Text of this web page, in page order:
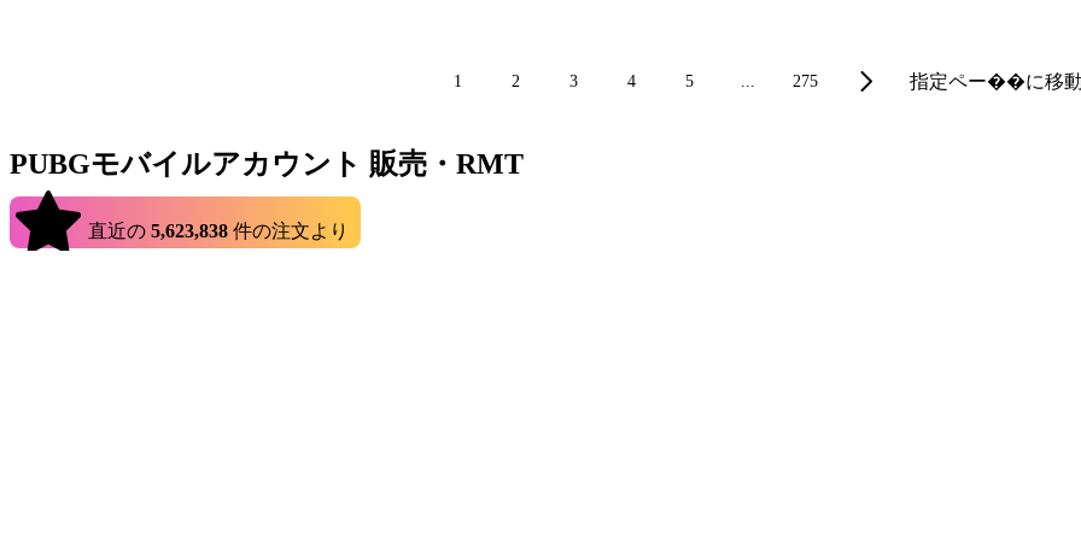
1 2 3 4 5 ... 275 指定ペー��に移動
PUBGモバイルアカウント 販売・RMT
直近の 5,623,838 件の注文より